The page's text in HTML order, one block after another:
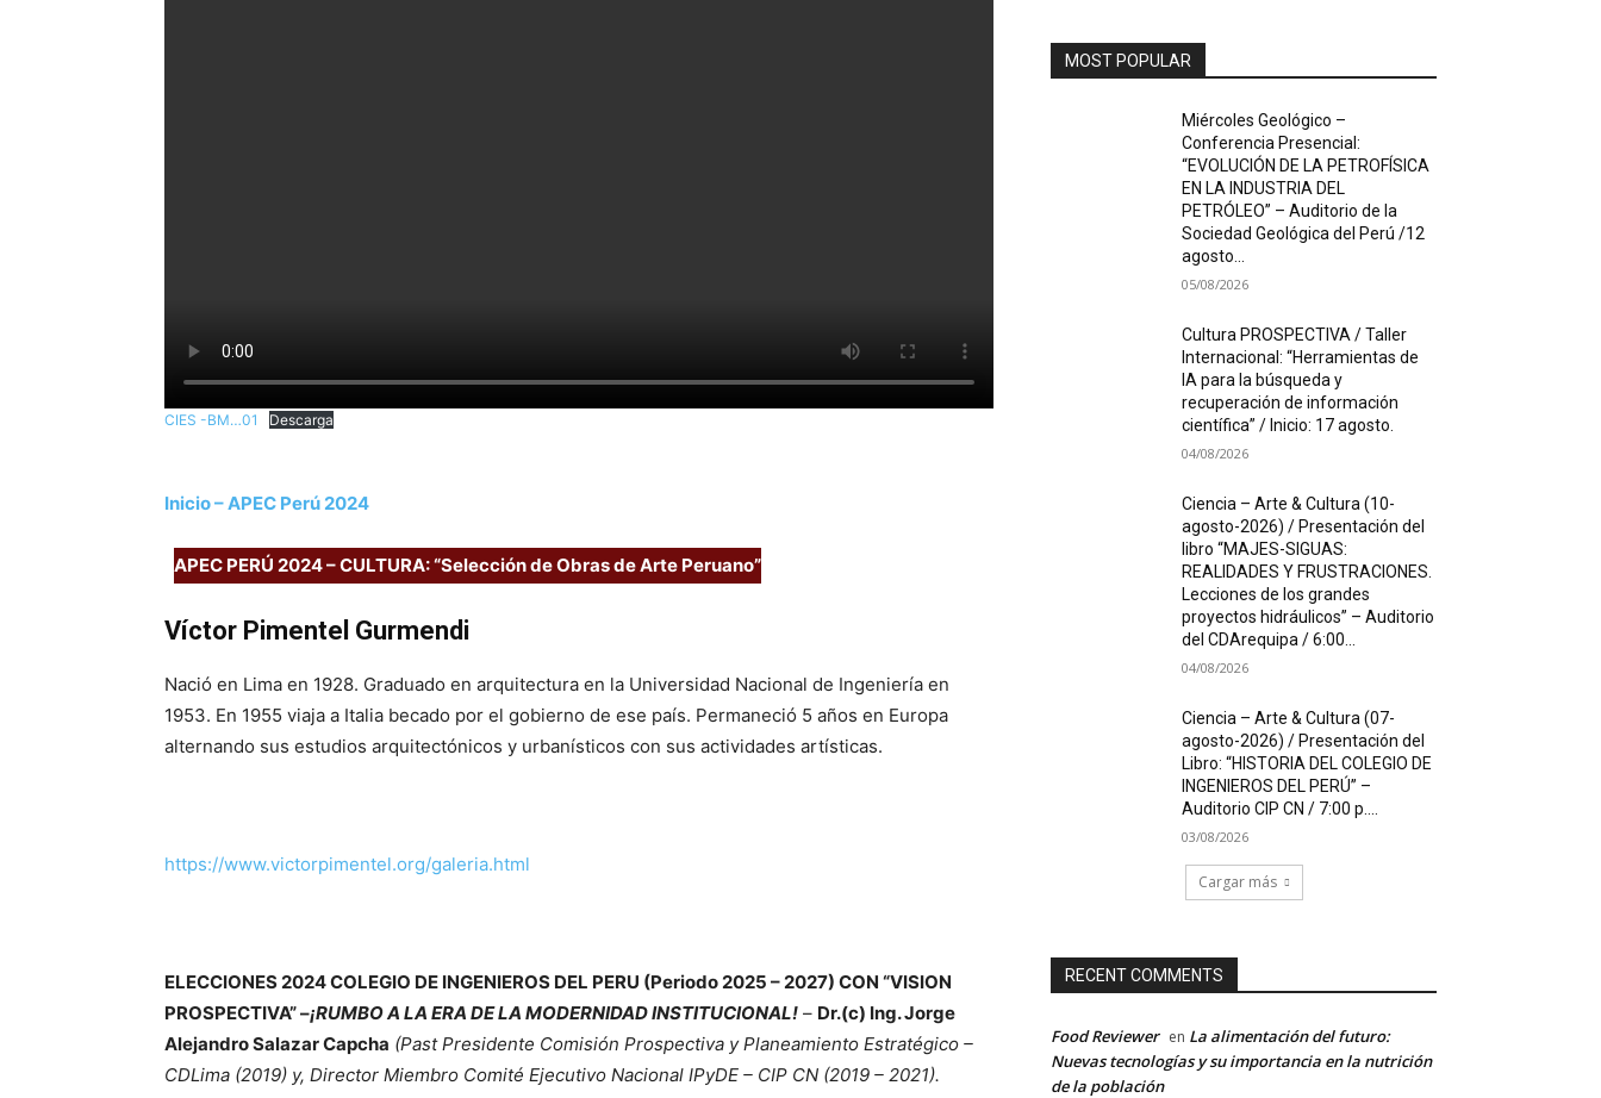
CIES -BM…01 Descarga
Inicio – APEC Perú 2024
APEC PERÚ 2024 – CULTURA: “Selección de Obras de Arte Peruano”
Víctor Pimentel Gurmendi
Nació en Lima en 1928. Graduado en arquitectura en la Universidad Nacional de Ingeniería en
1953. En 1955 viaja a Italia becado por el gobierno de ese país. Permaneció 5 años en Europa
alternando sus estudios arquitectónicos y urbanísticos con sus actividades artísticas.
https://www.victorpimentel.org/galeria.html
ELECCIONES 2024 COLEGIO DE INGENIEROS DEL PERU (Periodo 2025 – 2027) CON “VISION
PROSPECTIVA” –¡RUMBO A LA ERA DE LA MODERNIDAD INSTITUCIONAL! – Dr.(c) Ing. Jorge
Alejandro Salazar Capcha (Past Presidente Comisión Prospectiva y Planeamiento Estratégico –
CDLima (2019) y, Director Miembro Comité Ejecutivo Nacional IPyDE – CIP CN (2019 – 2021).
MOST POPULAR
Miércoles Geológico –
Conferencia Presencial:
“EVOLUCIÓN DE LA PETROFÍSICA
EN LA INDUSTRIA DEL
PETRÓLEO” – Auditorio de la
Sociedad Geológica del Perú /12
agosto...
05/08/2026
Cultura PROSPECTIVA / Taller
Internacional: “Herramientas de
IA para la búsqueda y
recuperación de información
científica” / Inicio: 17 agosto.
04/08/2026
Ciencia – Arte & Cultura (10-
agosto-2026) / Presentación del
libro “MAJES-SIGUAS:
REALIDADES Y FRUSTRACIONES.
Lecciones de los grandes
proyectos hidráulicos” – Auditorio
del CDArequipa / 6:00...
04/08/2026
Ciencia – Arte & Cultura (07-
agosto-2026) / Presentación del
Libro: “HISTORIA DEL COLEGIO DE
INGENIEROS DEL PERÚ” –
Auditorio CIP CN / 7:00 p....
03/08/2026
Cargar más
RECENT COMMENTS
Food Reviewer en La alimentación del futuro:
Nuevas tecnologías y su importancia en la nutrición
de la población